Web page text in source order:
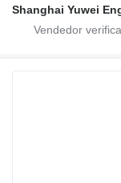
Shanghai Yuwei